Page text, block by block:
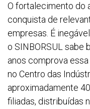
O fortalecimento do
conquista de
empresas. É
o SINBORSUL sabe
anos comprova
no Centro das
aproximadamente
filiadas, distribuídas